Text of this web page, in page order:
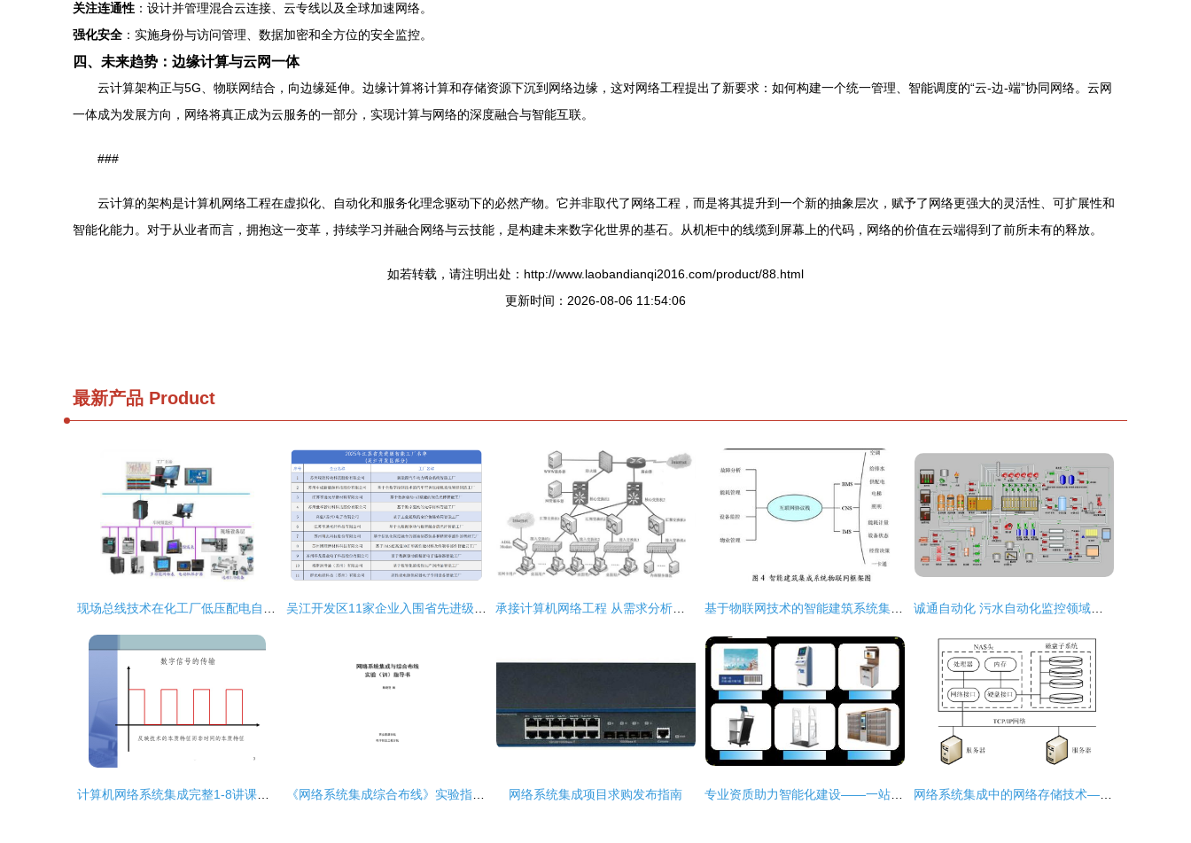
关注连通性 ：设计并管理混合云连接、云专线以及全球加速网络。
强化安全 ：实施身份与访问管理、数据加密和全方位的安全监控。
四、未来趋势：边缘计算与云网一体
云计算架构正与5G、物联网结合，向边缘延伸。边缘计算将计算和存储资源下沉到网络边缘，这对网络工程提出了新要求：如何构建一个统一管理、智能调度的“云-边-端”协同网络。云网
一体成为发展方向，网络将真正成为云服务的一部分，实现计算与网络的深度融合与智能互联。
###
云计算的架构是计算机网络工程在虚拟化、自动化和服务化理念驱动下的必然产物。它并非取代了网络工程，而是将其提升到一个新的抽象层次，赋予了网络更强大的灵活性、可扩展性和
智能化能力。对于从业者而言，拥抱这一变革，持续学习并融合网络与云技能，是构建未来数字化世界的基石。从机柜中的线缆到屏幕上的代码，网络的价值在云端得到了前所未有的释放。
如若转载，请注明出处：http://www.laobandianqi2016.com/product/88.html
更新时间：2026-08-06 11:54:06
最新产品 Product
网络系统集成项目求购发布指南